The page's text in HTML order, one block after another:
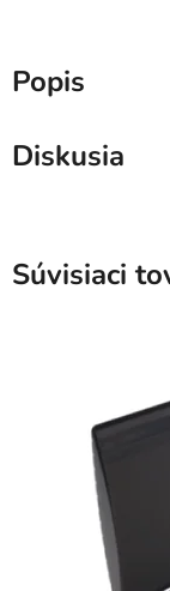
Popis
Diskusia
Súvisiaci